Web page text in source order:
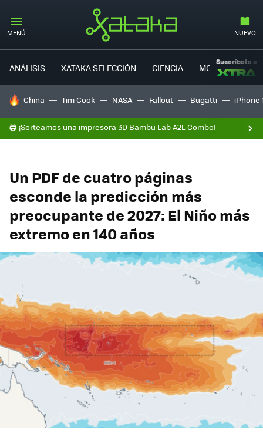
MENÚ NUEVO
ANÁLISIS XATAKA SELECCIÓN CIENCIA MOVILIDAD
Suscríbete a
HOY SE HABLA DE
China Tim Cook NASA Fallout Bugatti iPhone
🖨️ ¡Sorteamos una impresora 3D Bambu Lab A2L Combo!
Un PDF de cuatro páginas
esconde la predicción más
preocupante de 2027: El Niño más
extremo en 140 años